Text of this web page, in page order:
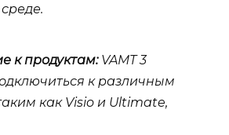
к продуктам: VAMT 3
к различным
как Visio и Ultimate,